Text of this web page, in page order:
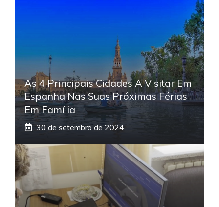
As 4 Principais Cidades A Visitar Em
Espanha Nas Suas Próximas Férias
Em Família
30 de setembro de 2024